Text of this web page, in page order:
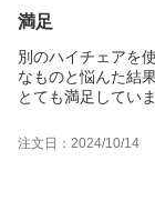
満足
別のハイチェアを
なものと悩んた結
とても満足してい
掃除が大変と聞い
います。
トレイが以前使っ
長く使えるものな
注文日：2024/10/14